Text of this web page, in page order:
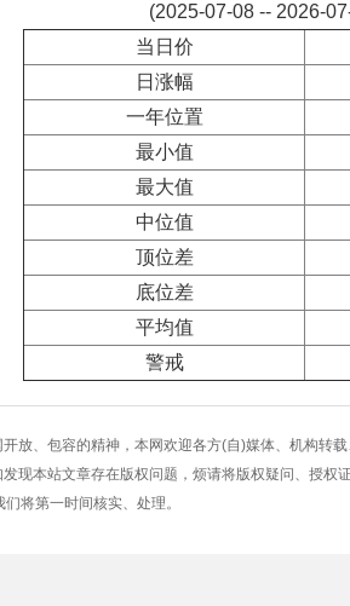
(2025-07-08 -- 2026-
当日价
日涨幅
一年位置
最小值
最大值
中位值
顶位差
底位差
平均值
警戒
开放、包容的精神，本网欢迎各方(自)媒体、机构转
现本站文章存在版权问题，烦请将版权疑问、授权
们将第一时间核实、处理。